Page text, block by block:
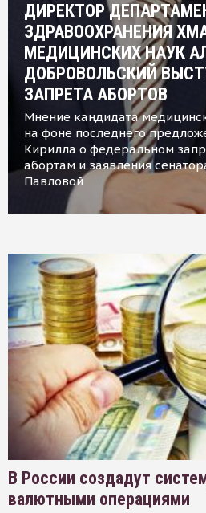
ДИРЕКТОР
ЗДРАВООХРАНЕНИЯ
МЕДИЦИНСКИХ НАУК
ДОБРОВОЛЬСКИЙ
ЗАПРЕТА АБОРТОВ
Мнение кандидата
на фоне последнего
Кирилла о федеральном
абортам и заявления
Павловой
В России создадут
валютными операциями